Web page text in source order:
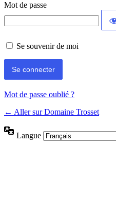
Mot de passe
Se souvenir de moi
Mot de passe oublié ?
← Aller sur Domaine Trosset
Langue